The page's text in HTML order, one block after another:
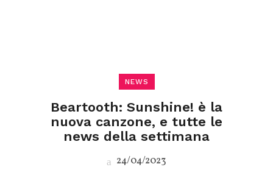
NEWS
Beartooth: Sunshine! è la
nuova canzone, e tutte le
news della settimana
24/04/2023